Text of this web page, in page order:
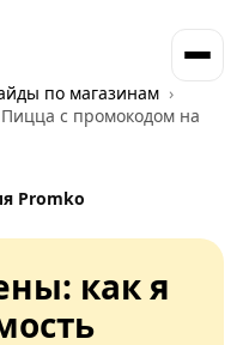
по магазинам
с промокодом на
Promko
как я